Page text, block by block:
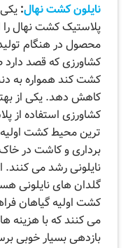
نايلون کشت نهال:
پلاستیک کشت نهال را
محصول در هنگام
کشاورزی که قصد دارد
کشت کند همواره به
کاهش دهد. یکی از
کشاورزی استفاده از
‌ترین محیط کشت اولیه
برداری و کاشت در
نایلونی رشد می
گلدان های نایلونی
کشت اولیه گیاهان
می کنند که با هزینه
بازدهی بسیار خوبی